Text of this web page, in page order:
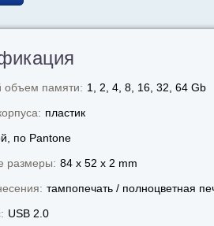
объем памяти: 1, 2, 4, 8, 16, 32, 64 Gb
пластик
по Pantone
размеры: 84 x 52 x 2 mm
тампопечать / полноцветная
USB 2.0